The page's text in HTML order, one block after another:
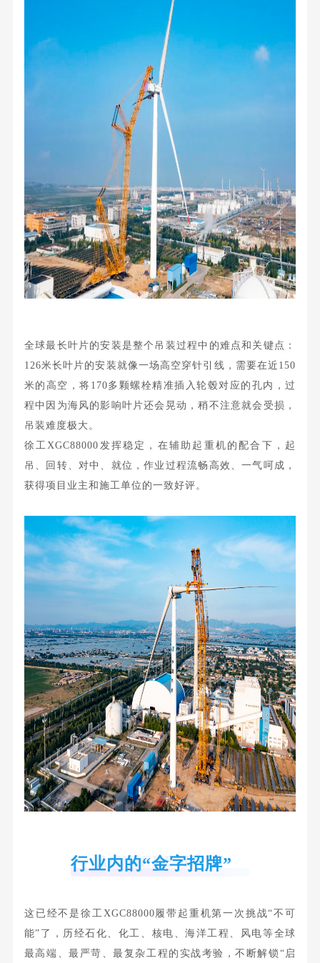
全球最长叶片的安装是整个吊装过程中的难点和关键点：
126米长叶片的安装就像一场高空穿针引线，需要在近150
米的高空，将170多颗螺栓精准插入轮毂对应的孔内，过
程中因为海风的影响叶片还会晃动，稍不注意就会受损，
吊装难度极大。
徐工XGC88000发挥稳定，在辅助起重机的配合下，起
吊、回转、对中、就位，作业过程流畅高效、一气呵成，
获得项目业主和施工单位的一致好评。
ACHIEVEMENT
行业内的“金字招牌”
这已经不是徐工XGC88000履带起重机第一次挑战“不可
能”了，历经石化、化工、核电、海洋工程、风电等全球
最高端、最严苛、最复杂工程的实战考验，不断解锁“启